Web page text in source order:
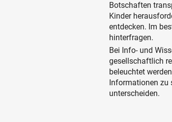
Botschaften
Kinder
entdecken. Im
hinterfragen.
Bei Info- und
gesellschaftlich
beleuchtet
Informationen zu
unterscheiden.